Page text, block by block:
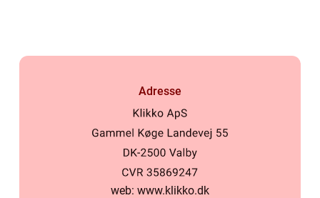
Adresse
web: www.klikko.dk